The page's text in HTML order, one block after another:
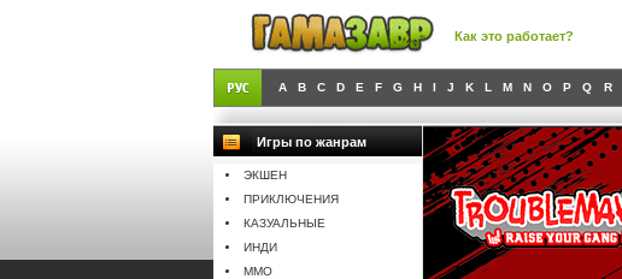
Как это работает?
A B C D E F G H I J K L M N O P Q R
Игры по жанрам
ЭКШЕН
ПРИКЛЮЧЕНИЯ
КАЗУАЛЬНЫЕ
ИНДИ
MMO